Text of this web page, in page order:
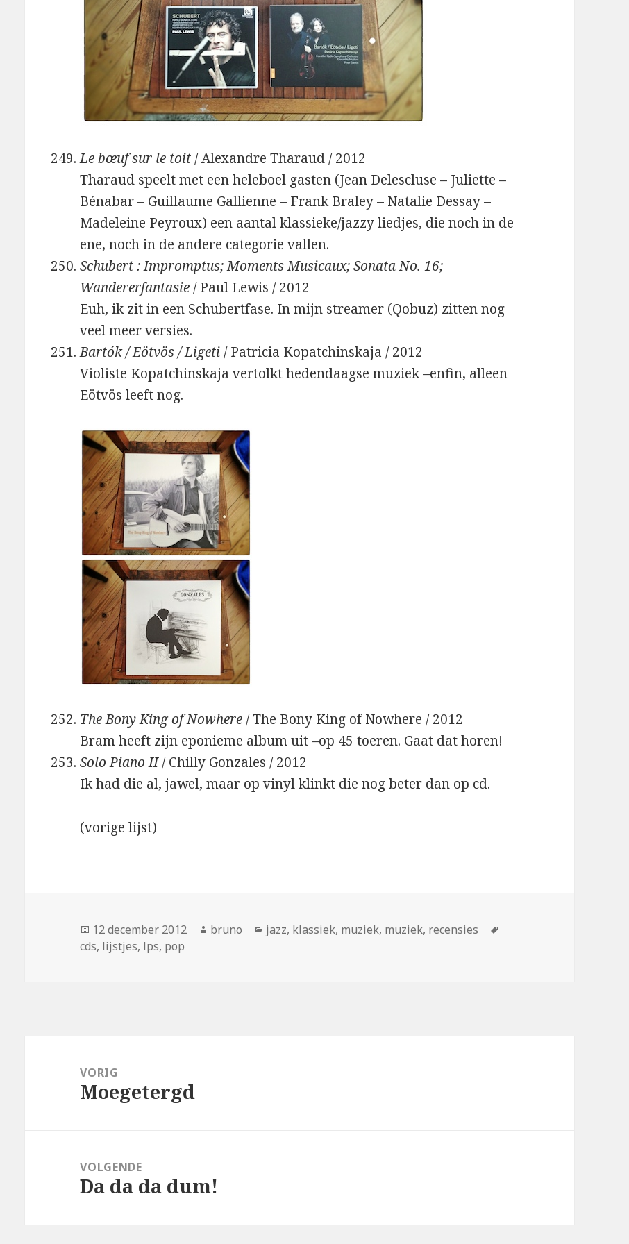
Le bœuf sur le toit/ Alexandre Tharaud / 2012
Tharaud speelt met een heleboel gasten (Jean Delescluse – Juliette –
Bénabar – Guillaume Gallienne – Frank Braley – Natalie Dessay –
Madeleine Peyroux) een aantal klassieke/jazzy liedjes, die noch in de
ene, noch in de andere categorie vallen.
Schubert : Impromptus; Moments Musicaux; Sonata No. 16;
Wandererfantasie/ Paul Lewis / 2012
Euh, ik zit in een Schubertfase. In mijn streamer (Qobuz) zitten nog
veel meer versies.
Bartók / Eötvös / Ligeti/ Patricia Kopatchinskaja / 2012
Violiste Kopatchinskaja vertolkt hedendaagse muziek –enfin, alleen
Eötvös leeft nog.
The Bony King of Nowhere/ The Bony King of Nowhere / 2012
Bram heeft zijn eponieme album uit –op 45 toeren. Gaat dat horen!
Solo Piano II/ Chilly Gonzales / 2012
Ik had die al, jawel, maar op vinyl klinkt die nog beter dan op cd.
(vorige lijst)
Geplaatst
op
12 december 2012 Auteur
bruno Categorieën
jazz, klassiek, muziek, muziek, recensies
cds, lijstjes, lps, pop
navigatieVORIG
Vorig
Moegetergd
VOLGENDE
Volgend
Da da da dum!